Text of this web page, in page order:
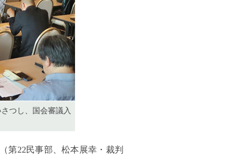
つし、国会審議入
第22民事部、松本展幸・裁判